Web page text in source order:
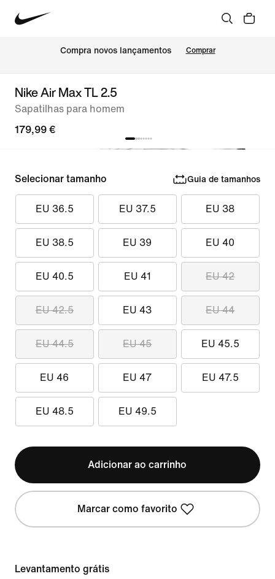
Compra novos lançamentos Comprar
Nike Air Max TL 2.5
Sapatilhas para homem
179,99 €
Selecionar tamanho Guia de tamanhos
EU 36.5 EU 37.5 EU 38
EU 38.5 EU 39 EU 40
EU 40.5 EU 41 EU 42
EU 42.5 EU 43 EU 44
EU 44.5 EU 45 EU 45.5
EU 46 EU 47 EU 47.5
EU 48.5 EU 49.5
Adicionar ao carrinho
Marcar como favorito
Levantamento grátis